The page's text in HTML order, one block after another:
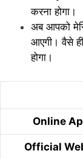
करना होगा।
अब आपको
आएगी। वैसे
होगा।
Online
Official